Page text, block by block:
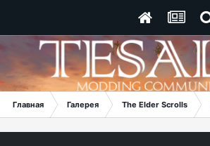
Главная Галерея The Elder Scrolls